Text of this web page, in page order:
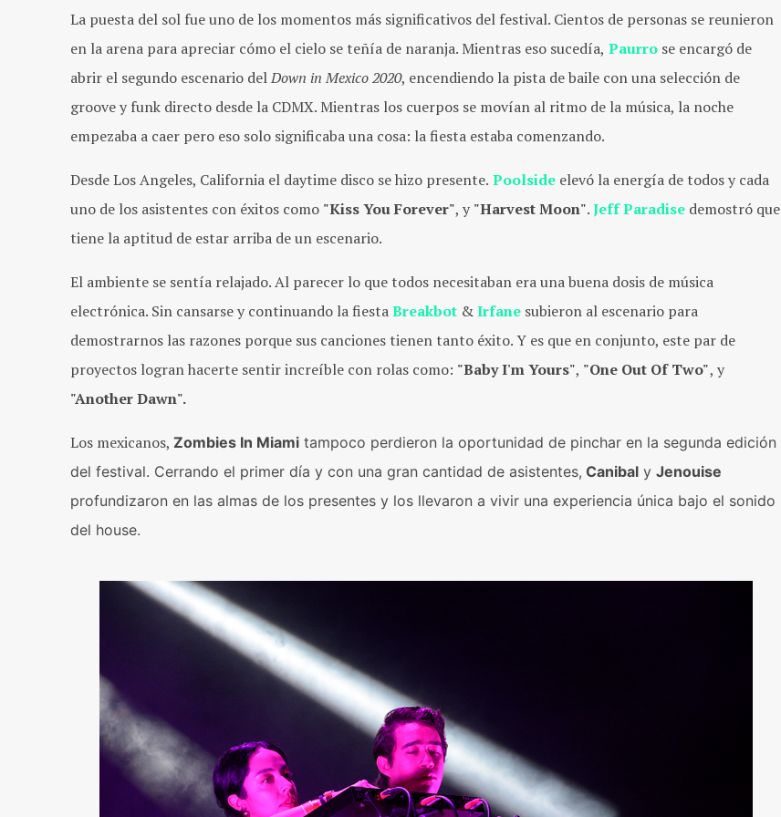
La puesta del sol fue uno de los momentos más significativos del festival. Cientos de personas se reunieron
en la arena para apreciar cómo el cielo se teñía de naranja. Mientras eso sucedía, Paurro se encargó de
abrir el segundo escenario delDown in Mexico 2020, encendiendo la pista de baile con una selección de
groove y funk directo desde la CDMX. Mientras los cuerpos se movían al ritmo de la música, la noche
empezaba a caer pero eso solo significaba una cosa: la fiesta estaba comenzando.
Desde Los Angeles, California el daytime disco se hizo presente. Poolside elevó la energía de todos y cada
uno de los asistentes con éxitos como "Kiss You Forever", y "Harvest Moon".Jeff Paradise demostró que
tiene la aptitud de estar arriba de un escenario.
El ambiente se sentía relajado. Al parecer lo que todos necesitaban era una buena dosis de música
electrónica. Sin cansarse y continuando la fiestaBreakbot &Irfane subieron al escenario para
demostrarnos las razones porque sus canciones tienen tanto éxito. Y es que en conjunto, este par de
proyectos logran hacerte sentir increíble con rolas como: "Baby I'm Yours", "One Out Of Two", y
"Another Dawn".
Los mexicanos, Zombies In Miami tampoco perdieron la oportunidad de pinchar en la segunda edición
del festival. Cerrando el primer día y con una gran cantidad de asistentes, Canibal y Jenouise
profundizaron en las almas de los presentes y los llevaron a vivir una experiencia única bajo el sonido
del house.